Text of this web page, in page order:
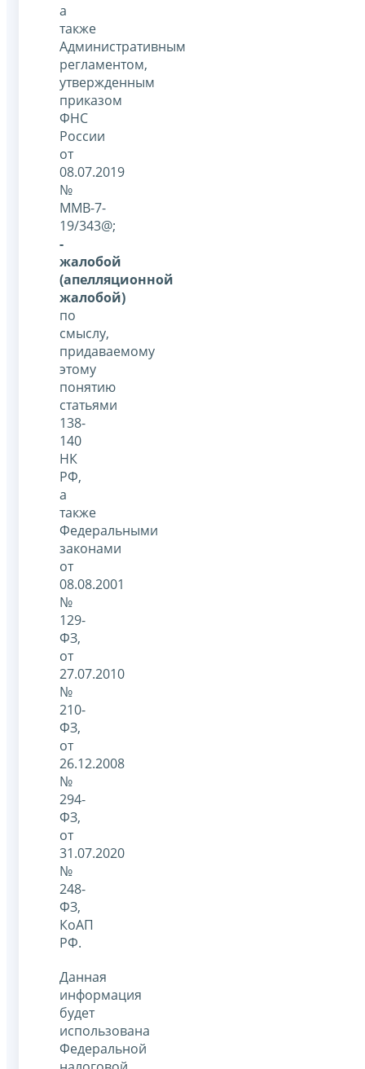
а
также
Административным
регламентом,
утвержденным
приказом
ФНС
России
от
08.07.2019
№
ММВ-7-
19/343@;
-
жалобой
(апелляционной
жалобой)
по
смыслу,
придаваемому
этому
понятию
статьями
138-
140
НК
РФ,
а
также
Федеральными
законами
от
08.08.2001
№
129-
ФЗ,
от
27.07.2010
№
210-
ФЗ,
от
26.12.2008
№
294-
ФЗ,
от
31.07.2020
№
248-
ФЗ,
КоАП
РФ.
Данная
информация
будет
использована
Федеральной